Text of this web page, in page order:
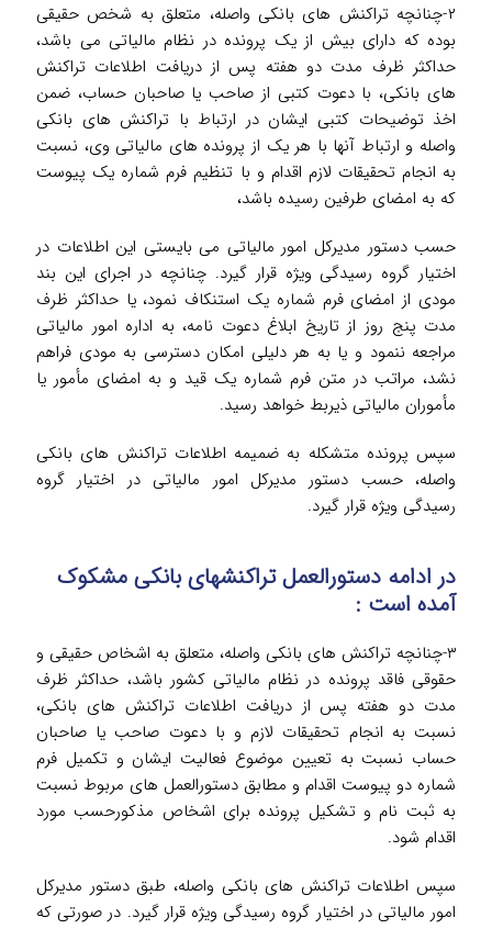
۲-چنانچه تراکنش های بانکی واصله، متعلق به شخص حقیقی
بوده که دارای بیش از یک پرونده در نظام مالیاتی می باشد،
حداکثر ظرف مدت دو هفته پس از دریافت اطلاعات تراکنش
های بانکی، با دعوت کتبی از صاحب یا صاحبان حساب، ضمن
اخذ توضیحات کتبی ایشان در ارتباط با تراکنش های بانکی
واصله و ارتباط آنها با هر یک از پرونده های مالیاتی وی، نسبت
به انجام تحقیقات لازم اقدام و با تنظیم فرم شماره یک پیوست
که به امضای طرفین رسیده باشد،
حسب دستور مدیرکل امور مالیاتی می بایستی این اطلاعات در
اختیار گروه رسیدگی ویژه قرار گیرد. چنانچه در اجرای این بند
مودی از امضای فرم شماره یک استنکاف نمود، یا حداکثر ظرف
مدت پنج روز از تاریخ ابلاغ دعوت نامه، به اداره امور مالیاتی
مراجعه ننمود و یا به هر دلیلی امکان دسترسی به مودی فراهم
نشد، مراتب در متن فرم شماره یک قید و به امضای مأمور یا
مأموران مالیاتی ذیربط خواهد رسید.
سپس پرونده متشکله به ضمیمه اطلاعات تراکنش های بانکی
واصله، حسب دستور مدیرکل امور مالیاتی در اختیار گروه
رسیدگی ویژه قرار گیرد.
در ادامه دستورالعمل تراکنش­های بانکی مشکوک
آمده است :
۳-چنانچه تراکنش های بانکی واصله، متعلق به اشخاص حقیقی و
حقوقی فاقد پرونده در نظام مالیاتی کشور باشد، حداکثر ظرف
مدت دو هفته پس از دریافت اطلاعات تراکنش های بانکی،
نسبت به انجام تحقیقات لازم و با دعوت صاحب یا صاحبان
حساب نسبت به تعیین موضوع فعالیت ایشان و تکمیل فرم
شماره دو پیوست اقدام و مطابق دستورالعمل های مربوط نسبت
به ثبت نام و تشکیل پرونده برای اشخاص مذکورحسب مورد
اقدام شود.
سپس اطلاعات تراکنش های بانکی واصله، طبق دستور مدیرکل
امور مالیاتی در اختیار گروه رسیدگی ویژه قرار گیرد. در صورتی که